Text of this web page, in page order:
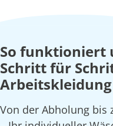
So funktioniert
Schritt für
Von der Abholung bis